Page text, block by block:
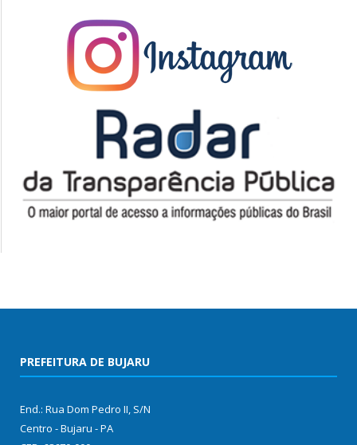
PREFEITURA DE BUJARU
End.: Rua Dom Pedro II, S/N
Centro - Bujaru - PA